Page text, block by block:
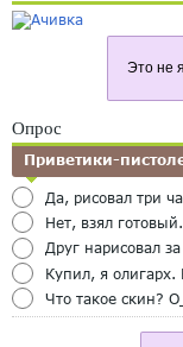
Это не
Опрос
Приветики-
Да, рисовал три
Нет, взял
Друг нарисовал
Купил, я олигарх.
Что такое скин?